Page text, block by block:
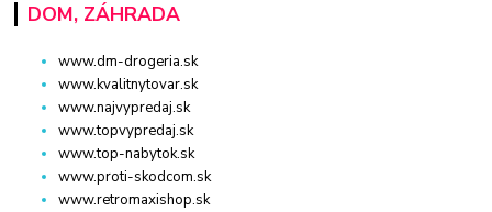
DOM, ZÁHRADA
www.dm-drogeria.sk
www.kvalitnytovar.sk
www.najvypredaj.sk
www.topvypredaj.sk
www.top-nabytok.sk
www.proti-skodcom.sk
www.retromaxishop.sk